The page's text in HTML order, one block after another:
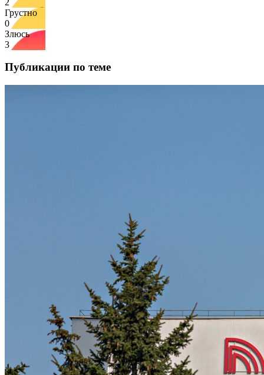
Грустно
0
Злюсь
3
Публикации по теме